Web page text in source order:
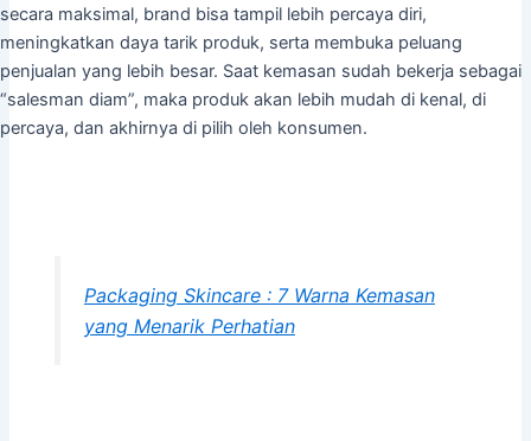
secara maksimal, brand bisa tampil lebih percaya diri,
meningkatkan daya tarik produk, serta membuka peluang
penjualan yang lebih besar. Saat kemasan sudah bekerja sebagai
“salesman diam”, maka produk akan lebih mudah di kenal, di
percaya, dan akhirnya di pilih oleh konsumen.
Packaging Skincare : 7 Warna Kemasan
yang Menarik Perhatian